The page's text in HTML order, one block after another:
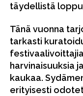
täydellistä
Tänä vuonna
tarkasti
harvinaisuuksia
kaukaa.
erityisesti